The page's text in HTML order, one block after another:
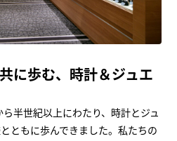
に歩む、時計＆ジュエ
半世紀以上にわたり、時計とジュ
ともに歩んできました。私たちの